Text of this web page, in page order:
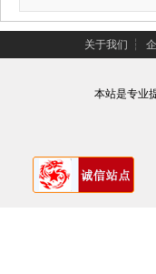
关于我们 ┆
本站是专业